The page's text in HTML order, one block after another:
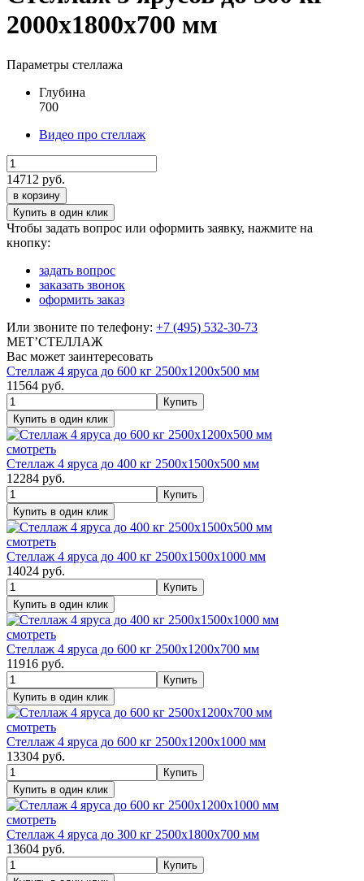
2000х1800х700 мм
Параметры стеллажа
Глубина
700
Видео про стеллаж
14712 руб.
в корзину
Чтобы задать вопрос или оформить заявку, нажмите на
кнопку:
задать вопрос
заказать звонок
оформить заказ
Или звоните по телефону: +7 (495) 532-30-73
МЕТ’СТЕЛЛАЖ
Вас может заинтересовать
Стеллаж 4 яруса до 600 кг 2500х1200х500 мм
11564 руб.
смотреть
Стеллаж 4 яруса до 400 кг 2500х1500х500 мм
12284 руб.
смотреть
Стеллаж 4 яруса до 400 кг 2500х1500х1000 мм
14024 руб.
смотреть
Стеллаж 4 яруса до 600 кг 2500х1200х700 мм
11916 руб.
смотреть
Стеллаж 4 яруса до 600 кг 2500х1200х1000 мм
13304 руб.
смотреть
Стеллаж 4 яруса до 300 кг 2500х1800х700 мм
13604 руб.